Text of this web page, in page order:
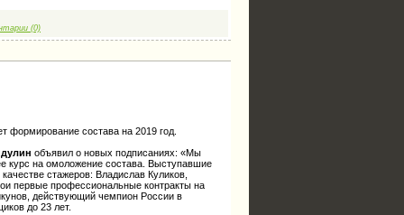
(0)
формирование состава на 2019 год.
объявил о новых подписаниях: «Мы
курс на омоложение состава. Выступавшие
стажеров: Владислав Куликов,
первые профессиональные контракты на
действующий чемпион России в
до 23 лет.